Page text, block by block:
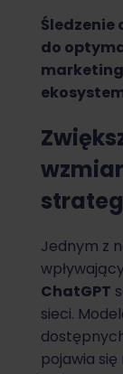
Śledzenie
do
Jednym z
ChatGPT
sieci.
pojawia